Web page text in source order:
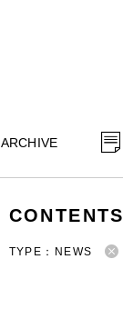
ARCHIVE
CONTENTS
TYPE：NEWS